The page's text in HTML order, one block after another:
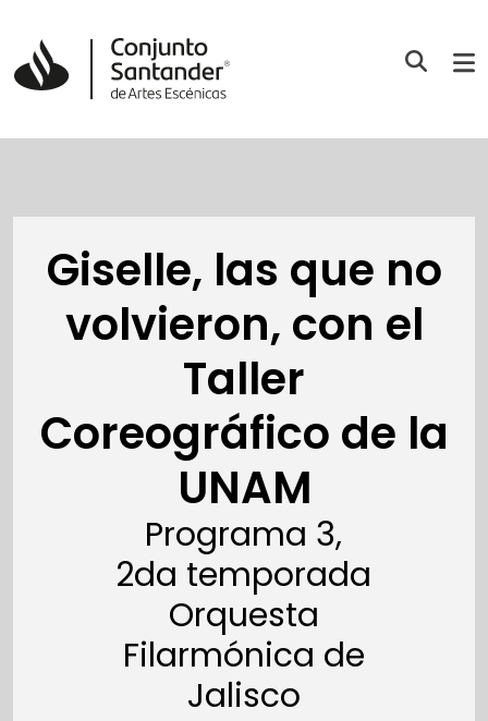
Giselle, las que no
volvieron, con el
Taller
Coreográfico de la
UNAM
Programa 3,
2da temporada
Orquesta
Filarmónica de
Jalisco